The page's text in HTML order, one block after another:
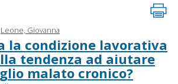
Leone, Giovanna
la condizione lavorativa
tendenza ad aiutare
malato cronico?